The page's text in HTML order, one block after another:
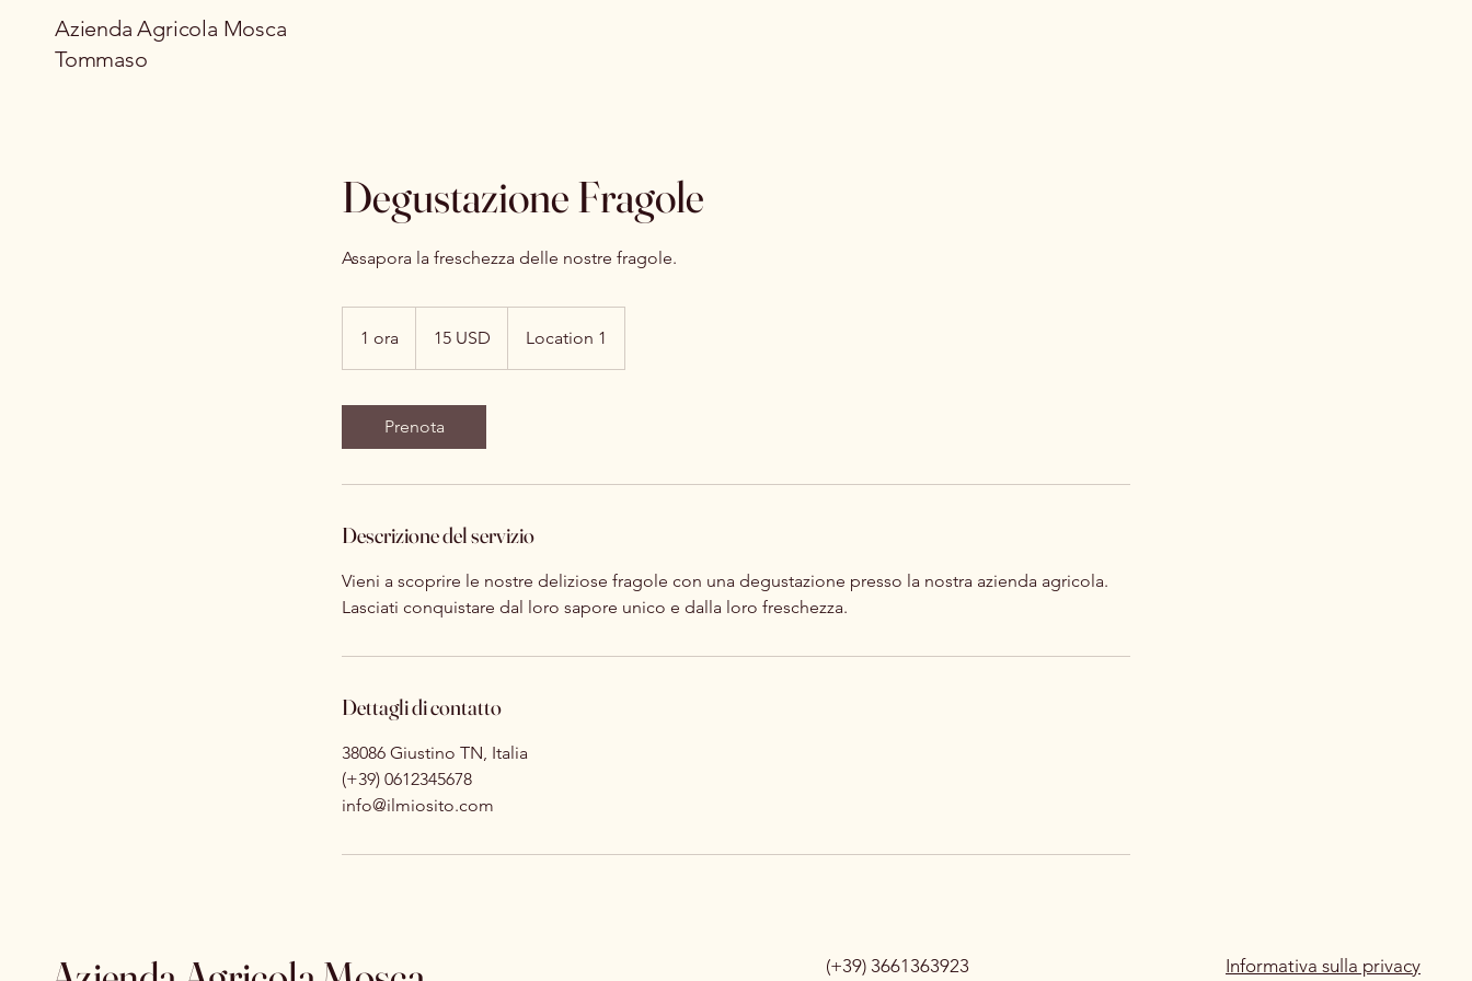
Azienda Agricola Mosca
Tommaso
Degustazione Fragole
Assapora la freschezza delle nostre fragole.
1 ora
o
statunitensi
15 USD Location 1
Prenota
Descrizione del servizio
Vieni a scoprire le nostre deliziose fragole con una degustazione presso la nostra azienda agricola.
Lasciati conquistare dal loro sapore unico e dalla loro freschezza.
Dettagli di contatto
38086 Giustino TN, Italia
(+39) 0612345678
info@ilmiosito.com
(+39) 3661363923 Informativa sulla privacy